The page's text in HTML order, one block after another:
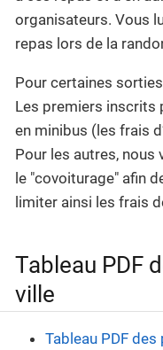
organisateurs. Vous
repas lors de la
Pour certaines
Les premiers inscrits
en minibus (les frais
Pour les autres,
le "covoiturage" afin
limiter ainsi les frais
Tableau PDF
ville
Tableau PDF